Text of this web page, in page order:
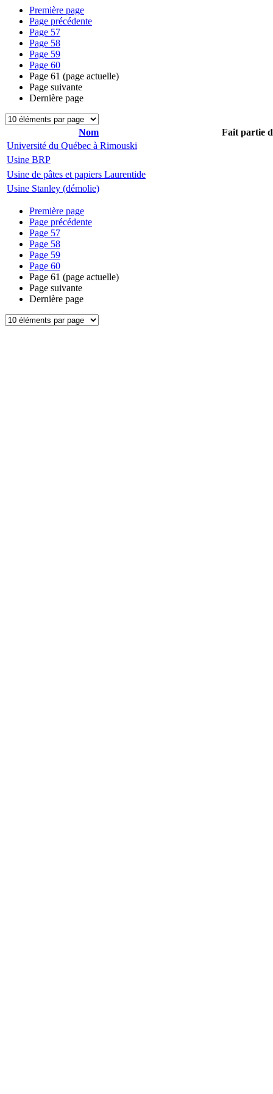
Première page
Page précédente
Page 57
Page 58
Page 59
Page 60
Page 61 (page actuelle)
Page suivante
Dernière page
Nom
Fait partie
Université du Québec à Rimouski
Usine BRP
Usine de pâtes et papiers Laurentide
Usine Stanley (démolie)
Première page
Page précédente
Page 57
Page 58
Page 59
Page 60
Page 61 (page actuelle)
Page suivante
Dernière page